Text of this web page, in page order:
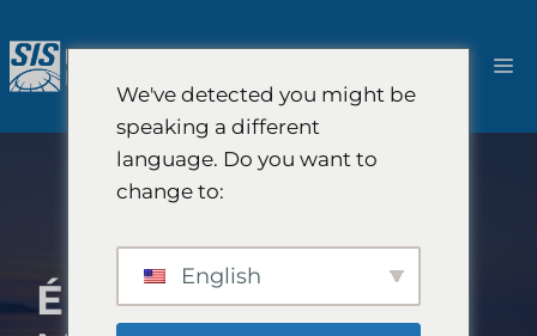
au
contenu
ÉTUDES DE
We've detected you might be
speaking a different
language. Do you want to
change to:
English